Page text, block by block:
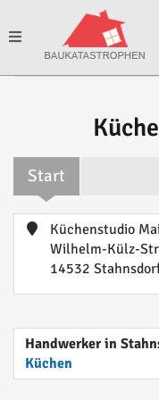
Toggle
Start
Küchenstudio
Wilhelm-Külz-
14532
Handwerker in
Küchen